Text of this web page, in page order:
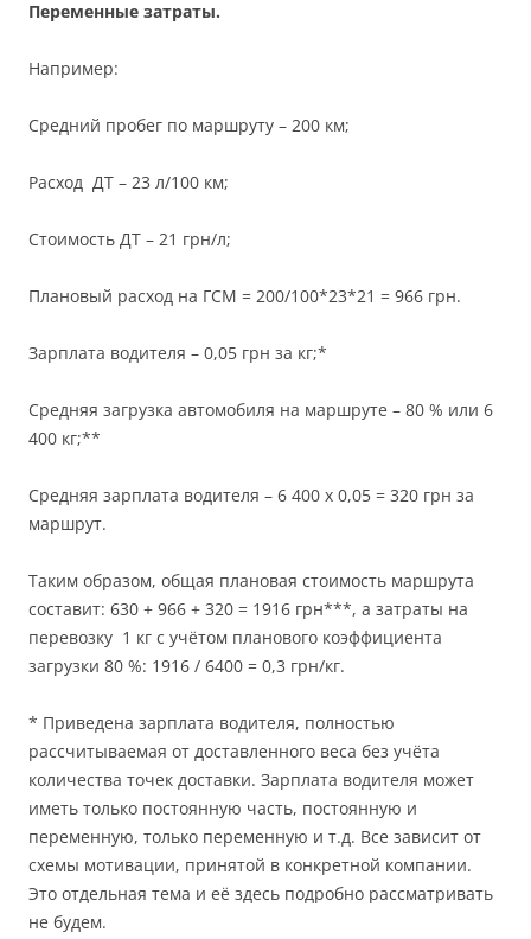
Переменные затраты.
Например:
Средний пробег по маршруту – 200 км;
Расход ДТ – 23 л/100 км;
Стоимость ДТ – 21 грн/л;
Плановый расход на ГСМ = 200/100*23*21 = 966 грн.
Зарплата водителя – 0,05 грн за кг;*
Средняя загрузка автомобиля на маршруте – 80 % или 6
400 кг;**
Средняя зарплата водителя – 6 400 х 0,05 = 320 грн за
маршрут.
Таким образом, общая плановая стоимость маршрута
составит: 630 + 966 + 320 = 1916 грн***, а затраты на
перевозку 1 кг с учётом планового коэффициента
загрузки 80 %: 1916 / 6400 = 0,3 грн/кг.
* Приведена зарплата водителя, полностью
рассчитываемая от доставленного веса без учёта
количества точек доставки. Зарплата водителя может
иметь только постоянную часть, постоянную и
переменную, только переменную и т.д. Все зависит от
схемы мотивации, принятой в конкретной компании.
Это отдельная тема и её здесь подробно рассматривать
не будем.